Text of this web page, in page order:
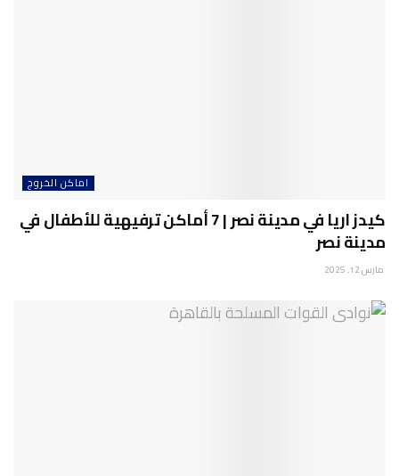
اماكن الخروج
كيدز اريا في مدينة نصر | 7 أماكن ترفيهية للأطفال في
مدينة نصر
مارس 12, 2025